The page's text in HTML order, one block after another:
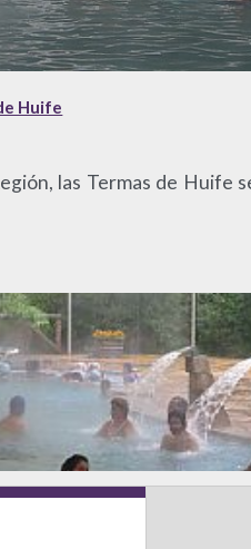
Huife
las Termas de Huife